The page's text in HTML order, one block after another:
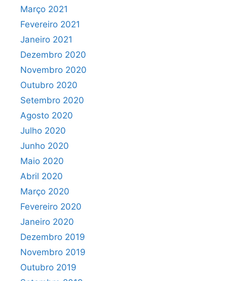
Março 2021
Fevereiro 2021
Janeiro 2021
Dezembro 2020
Novembro 2020
Outubro 2020
Setembro 2020
Agosto 2020
Julho 2020
Junho 2020
Maio 2020
Abril 2020
Março 2020
Fevereiro 2020
Janeiro 2020
Dezembro 2019
Novembro 2019
Outubro 2019